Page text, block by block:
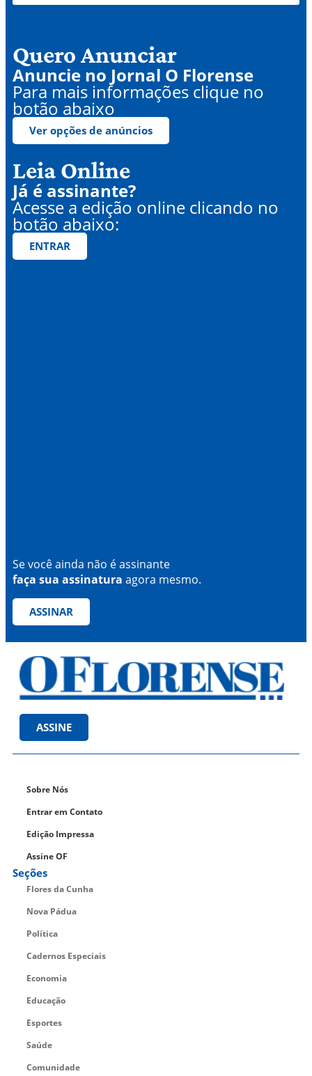
Quero Anunciar
Anuncie no Jornal O Florense
Para mais informações clique no
botão abaixo
Ver opções de anúncios
Leia Online
Já é assinante?
Acesse a edição online clicando no
botão abaixo:
ENTRAR
Se você ainda não é assinante
faça sua assinatura agora mesmo.
ASSINAR
ASSINE
Sobre Nós
Entrar em Contato
Edição Impressa
Assine OF
Seções
Flores da Cunha
Nova Pádua
Política
Cadernos Especiais
Economia
Educação
Esportes
Saúde
Comunidade